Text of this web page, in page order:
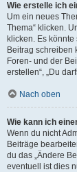
Wie erstelle ich
Um ein neues
Thema“ klicken.
klicken. Es
Beitrag schreiben
Foren- und der
erstellen“, „Du
Nach oben
Wie kann ich
Wenn du nicht
Beiträge
du das „Ändere
eventuell ist dies